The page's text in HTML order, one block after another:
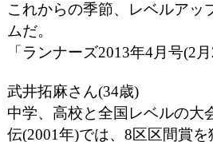
これからの季節、レベルアッ
ムだ。
「ランナーズ2013年4月号(2
武井拓麻さん(34歳)
中学、高校と全国レベルの大
伝(2001年)では、8区区間賞